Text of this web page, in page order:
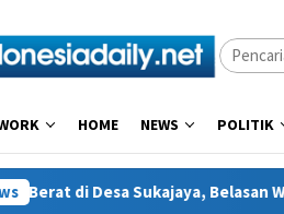
HOME NEWS POLITIK
Belasan Warga